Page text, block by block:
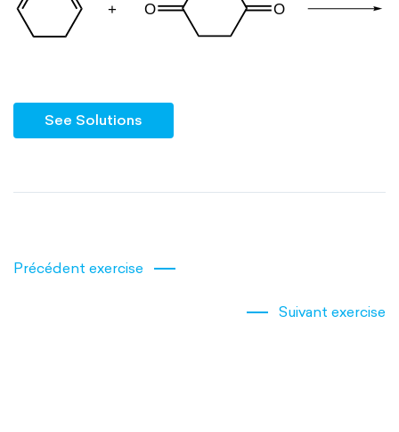
See Solutions
Précédent exercise
Suivant exercise